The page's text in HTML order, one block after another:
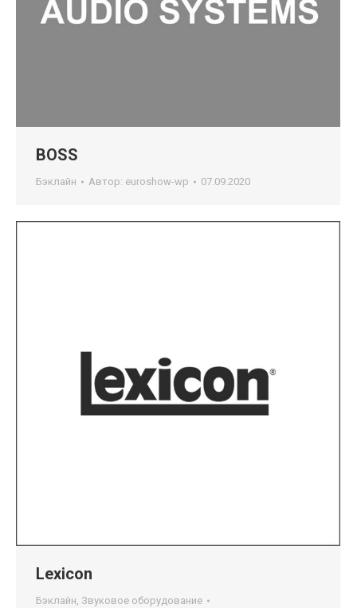
BOSS
Бэклайн Автор: euroshow-wp 07.09.2020
Lexicon
Бэклайн, Звуковое оборудование